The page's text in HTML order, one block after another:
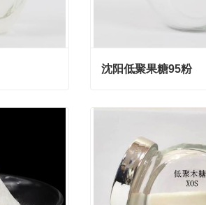
沈阳低聚果糖95粉
沈阳低聚果糖95粉